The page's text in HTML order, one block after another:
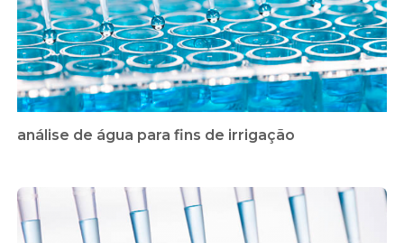
análise de água para fins de irrigação